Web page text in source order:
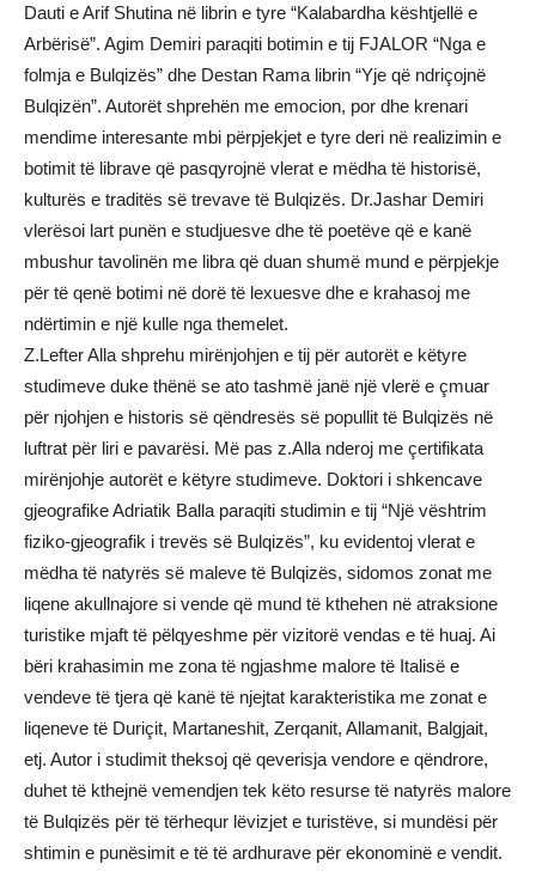
Dauti e Arif Shutina në librin e tyre “Kalabardha kështjellë e
Arbërisë”. Agim Demiri paraqiti botimin e tij FJALOR “Nga e
folmja e Bulqizës” dhe Destan Rama librin “Yje që ndriçojnë
Bulqizën”. Autorët shprehën me emocion, por dhe krenari
mendime interesante mbi përpjekjet e tyre deri në realizimin e
botimit të librave që pasqyrojnë vlerat e mëdha të historisë,
kulturës e traditës së trevave të Bulqizës. Dr.Jashar Demiri
vlerësoi lart punën e studjuesve dhe të poetëve që e kanë
mbushur tavolinën me libra që duan shumë mund e përpjekje
për të qenë botimi në dorë të lexuesve dhe e krahasoj me
ndërtimin e një kulle nga themelet.
Z.Lefter Alla shprehu mirënjohjen e tij për autorët e këtyre
studimeve duke thënë se ato tashmë janë një vlerë e çmuar
për njohjen e historis së qëndresës së popullit të Bulqizës në
luftrat për liri e pavarësi. Më pas z.Alla nderoj me çertifikata
mirënjohje autorët e këtyre studimeve. Doktori i shkencave
gjeografike Adriatik Balla paraqiti studimin e tij “Një vështrim
fiziko-gjeografik i trevës së Bulqizës”, ku evidentoj vlerat e
mëdha të natyrës së maleve të Bulqizës, sidomos zonat me
liqene akullnajore si vende që mund të kthehen në atraksione
turistike mjaft të pëlqyeshme për vizitorë vendas e të huaj. Ai
bëri krahasimin me zona të ngjashme malore të Italisë e
vendeve të tjera që kanë të njejtat karakteristika me zonat e
liqeneve të Duriçit, Martaneshit, Zerqanit, Allamanit, Balgjait,
etj. Autor i studimit theksoj që qeverisja vendore e qëndrore,
duhet të kthejnë vemendjen tek këto resurse të natyrës malore
të Bulqizës për të tërhequr lëvizjet e turistëve, si mundësi për
shtimin e punësimit e të të ardhurave për ekonominë e vendit.